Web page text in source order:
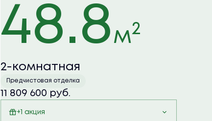
48.8м2
2-комнатная
Предчистовая отделка
11 809 600 руб.
+1 акция